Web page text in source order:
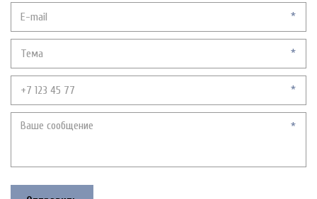
*
*
*
*